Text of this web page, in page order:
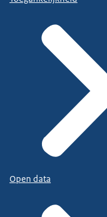
Open data